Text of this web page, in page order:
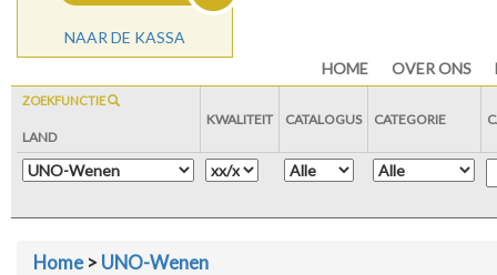
NAAR DE KASSA
HOME
OVER ONS
ZOEKFUNCTIE
LAND
KWALITEIT CATALOGUS CATEGORIE
Home>UNO-Wenen